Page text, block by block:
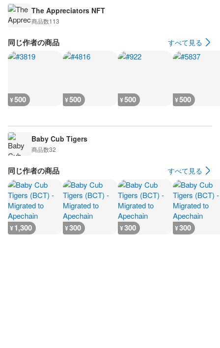
The Appreciators NFT
商品数113
同じ作者の商品 すべて見る
¥500 ¥500 ¥500 ¥500
Baby Cub Tigers
商品数32
同じ作者の商品 すべて見る
¥1,300 ¥300 ¥300 ¥300